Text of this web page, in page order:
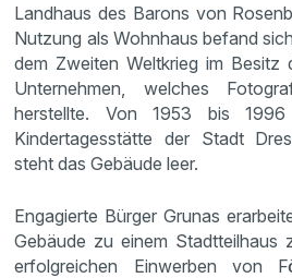
Landhaus des Barons von
Nutzung als Wohnhaus befand
dem Zweiten Weltkrieg im Besitz
Unternehmen, welches
herstellte. Von 1953 bis
Kindertagesstätte der Stadt
steht das Gebäude leer.
Engagierte Bürger Grunas
Gebäude zu einem Stadtteilhaus
erfolgreichen Einwerben von